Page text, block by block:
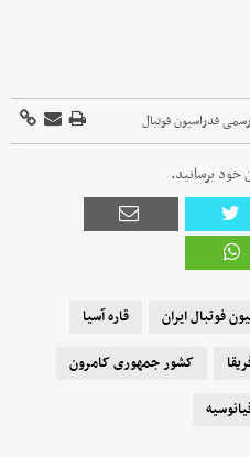
فدراسیون فوتبال
خود برسانید.
فوتبال ایران
قاره آسیا
کشور جمهوری کامرون